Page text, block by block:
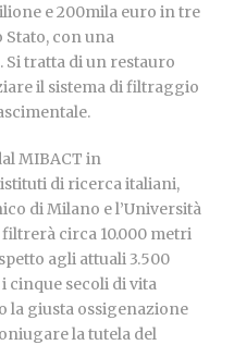
e 200mila euro in tre
con una
tratta di un restauro
il sistema di filtraggio
MIBACT in
di ricerca italiani,
di Milano e l’Università
circa 10.000 metri
agli attuali 3.500
cinque secoli di vita
la giusta ossigenazione
la tutela del